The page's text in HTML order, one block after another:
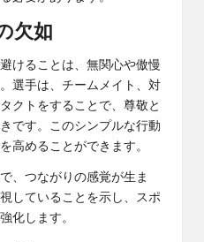
欠如
けることは、無関心や傲慢
選手は、チームメイト、対
クトをすることで、尊敬と
です。このシンプルな行動
高めることができます。
、つながりの感覚が生ま
していることを示し、スポ
化します。